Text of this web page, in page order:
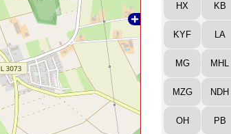
HX KB
KYF LA
MG MHL
MZG NDH
OH PB